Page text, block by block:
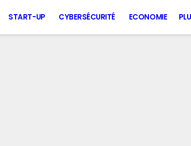
START-UP CYBERSÉCURITÉ ECONOMIE